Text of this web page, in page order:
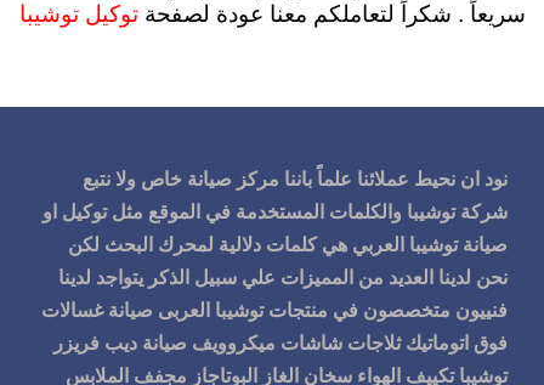
سريعاً . شكراً لتعاملكم معنا عودة لصفحة توكيل توشيبا
نود ان نحيط عملائنا علماً باننا مركز صيانة خاص ولا نتبع
شركة توشيبا والكلمات المستخدمة في الموقع مثل توكيل او
صيانة توشيبا العربي هي كلمات دلالية لمحرك البحث لكن
نحن لدينا العديد من المميزات علي سبيل الذكر يتواجد لدينا
فنييون متخصصون في منتجات توشيبا العربى صيانة غسالات
فوق اتوماتيك ثلاجات شاشات ميكروويف صيانة ديب فريزر
توشيبا تكييف الهواء سخان الغاز البوتاجاز مجفف الملابس